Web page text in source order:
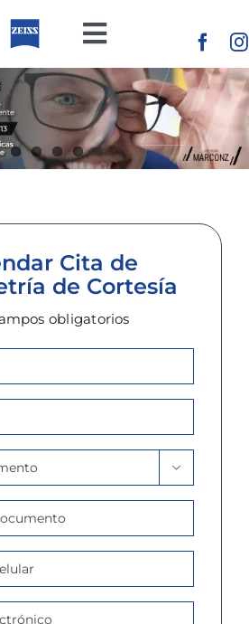
Toggle
Navigation
Cita de
de Cortesía
obligatorios
